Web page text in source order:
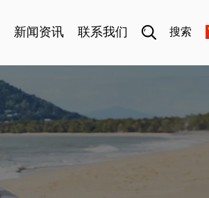
新闻资讯 联系我们 搜索